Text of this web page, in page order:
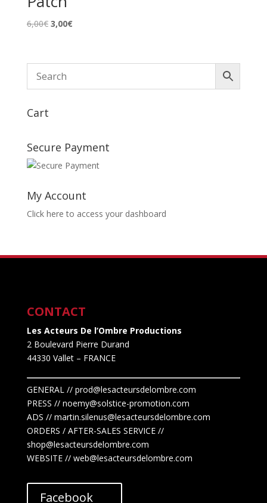
6,00€ Le
était :
6,00€.
3,00€Le
est :
Cart
Secure Payment
My Account
Click here to access your dashboard
CONTACT
Les Acteurs De l’Ombre Productions
2 Boulevard Pierre Durand
44330 Vallet– FRANCE
GENERAL // prod@lesacteursdelombre.com
PRESS // noemy@solstice-promotion.com
ADS // martin.silenus@lesacteursdelombre.com
ORDERS / AFTER-SALES SERVICE //
shop@lesacteursdelombre.com
WEBSITE // web@lesacteursdelombre.com
Facebook